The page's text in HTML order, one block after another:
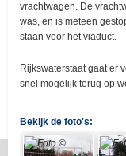
vrachtwagen. De
was, en is meteen
staan voor het viaduct.
Rijkswaterstaat gaat er
snel mogelijk terug op
Bekijk de foto's: